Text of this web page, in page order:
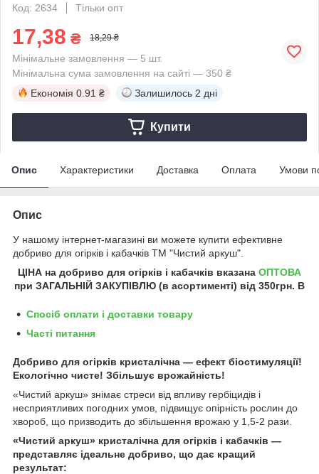
Код: 2634
Тільки опт
17,38 ₴ 18,29 ₴
Мінімальне замовлення — 5 шт.
Мінімальна сума замовлення на сайті — 350 ₴
Економія 0.91 ₴ Залишилось 2 дні
Купити
Опис Характеристики Доставка Оплата Умови
Опис
У нашому інтернет-магазині ви можете купити ефективне
добриво для огірків і кабачків ТМ "Чистий аркуш".
ЦІНА на добриво для огірків і кабачків вказана ОПТОВА
при ЗАГАЛЬНІЙ ЗАКУПІВЛЮ (в асортименті) від 350грн. В
Спосіб оплати і доставки товару
Часті питання
Добриво для огірків кристалічна ― ефект біостимуляції!
Екологічно чисте! Збільшує врожайність!
«Чистий аркуш» знімає стреси від впливу гербіцидів і
несприятливих погодних умов, підвищує опірність рослин до
хвороб, що призводить до збільшення врожаю у 1,5-2 рази.
«Чистий аркуш» кристалічна для огірків і кабачків —
представляє ідеальне добриво, що дає кращий
результат: